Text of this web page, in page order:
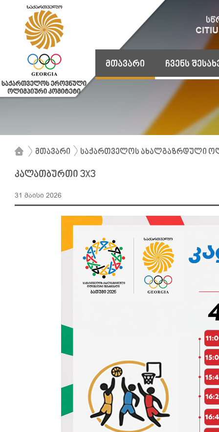
მთავარი ჩვენს
მთავარი საქართველოს ახალგაზრდული
კალათბურთი 3X3
31 მაისი 2026